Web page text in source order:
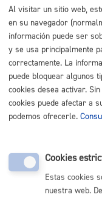
Sede electrónica
Listado completo
Agua y saneamiento
Al visitar un sitio web,
en su navegador
información puede ser
y se usa principalmente
correctamente. La
puede bloquear algunos
cookies desea activar.
cookies puede afectar a
podemos ofrecerle.
Cookies
Estas cookies
nuestra web.